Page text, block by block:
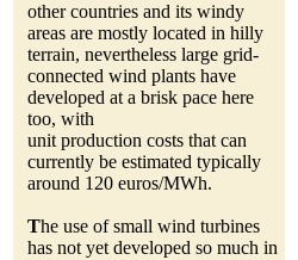
other countries and its windy
areas are mostly located in hilly
terrain, nevertheless large grid-
connected wind plants have
developed at a brisk pace here
too, with
unit production costs that can
currently be estimated typically
around 120 euros/MWh.
The use of small wind turbines
has not yet developed so much in